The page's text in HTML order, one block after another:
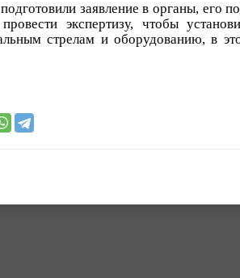
заявление в органы, его
экспертизу, чтобы
стрелам и оборудованию, в